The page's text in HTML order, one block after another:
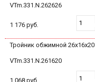
VTm.331.N.262626
1 176 руб.
Тройник обжимной 26х16х20
VTm.331.N.261620
1 068 руб.